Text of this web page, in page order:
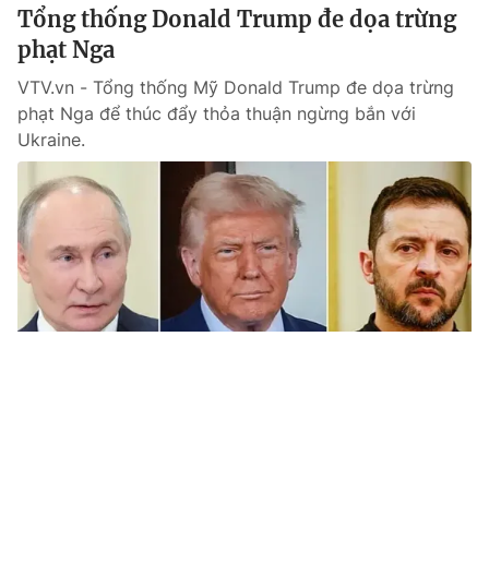
Tổng thống Donald Trump đe dọa trừng
phạt Nga
VTV.vn - Tổng thống Mỹ Donald Trump đe dọa trừng
phạt Nga để thúc đẩy thỏa thuận ngừng bắn với
Ukraine.